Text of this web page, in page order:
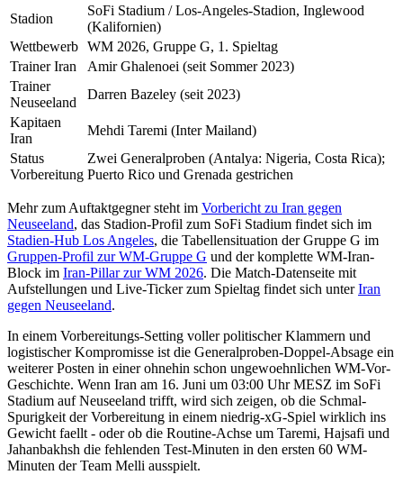
Stadion
SoFi Stadium / Los-Angeles-Stadion, Inglewood
(Kalifornien)
Wettbewerb WM 2026, Gruppe G, 1. Spieltag
Trainer Iran
Amir Ghalenoei (seit Sommer 2023)
Trainer
Neuseeland
Darren Bazeley (seit 2023)
Kapitaen
Iran
Mehdi Taremi (Inter Mailand)
Status
Vorbereitung
Zwei Generalproben (Antalya: Nigeria, Costa Rica);
Puerto Rico und Grenada gestrichen
Mehr zum Auftaktgegner steht im Vorbericht zu Iran gegen
Neuseeland, das Stadion-Profil zum SoFi Stadium findet sich im
Stadien-Hub Los Angeles, die Tabellensituation der Gruppe G im
Gruppen-Profil zur WM-Gruppe G und der komplette WM-Iran-
Block im Iran-Pillar zur WM 2026. Die Match-Datenseite mit
Aufstellungen und Live-Ticker zum Spieltag findet sich unterIran
gegen Neuseeland.
In einem Vorbereitungs-Setting voller politischer Klammern und
logistischer Kompromisse ist die Generalproben-Doppel-Absage ein
weiterer Posten in einer ohnehin schon ungewoehnlichen WM-Vor-
Geschichte. Wenn Iran am 16. Juni um 03:00 Uhr MESZ im SoFi
Stadium auf Neuseeland trifft, wird sich zeigen, ob die Schmal-
Spurigkeit der Vorbereitung in einem niedrig-xG-Spiel wirklich ins
Gewicht faellt - oder ob die Routine-Achse um Taremi, Hajsafi und
Jahanbakhsh die fehlenden Test-Minuten in den ersten 60 WM-
Minuten der Team Melli ausspielt.